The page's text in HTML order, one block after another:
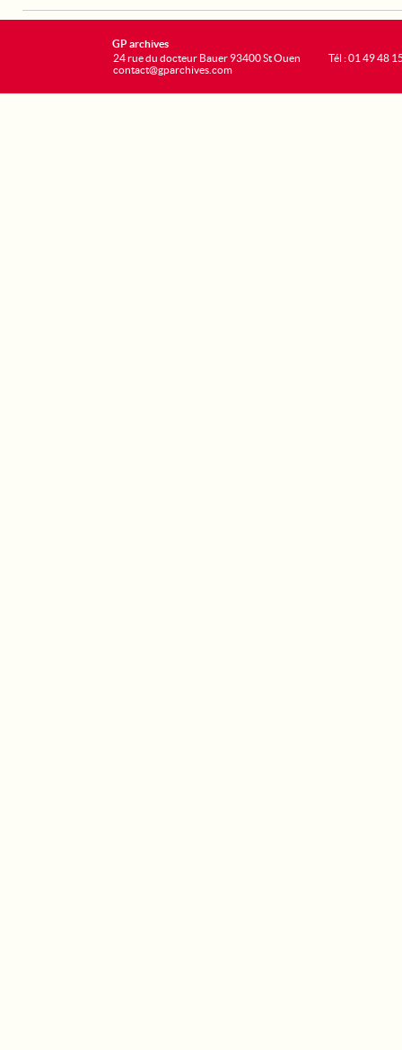
GP archives
24 rue du docteur Bauer 93400 St Ouen
contact@gparchives.com
Tél : 01 49 48